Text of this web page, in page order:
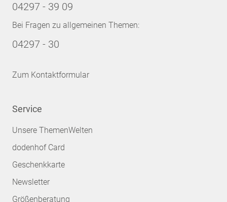
04297 - 39 09
Bei Fragen zu allgemeinen Themen:
04297 - 30
Zum Kontaktformular
Service
Unsere ThemenWelten
dodenhof Card
Geschenkkarte
Newsletter
Größenberatung